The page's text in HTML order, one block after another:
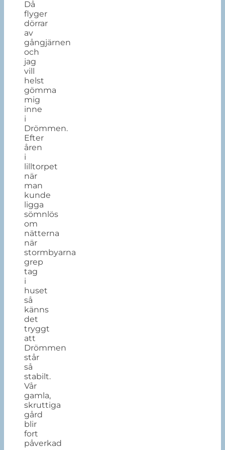
Då
flyger
dörrar
av
gångjärnen
och
jag
vill
helst
gömma
mig
inne
i
Drömmen.
Efter
åren
i
lilltorpet
när
man
kunde
ligga
sömnlös
om
nätterna
när
stormbyarna
grep
tag
i
huset
så
känns
det
tryggt
att
Drömmen
står
så
stabilt.
Vår
gamla,
skruttiga
gård
blir
fort
påverkad